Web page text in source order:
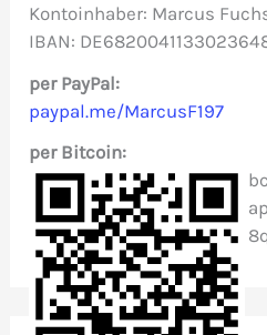
n
a
c
h
:
Kontoinhaber: Marcus
IBAN:
per PayPal:
paypal.me/MarcusF197
per Bitcoin: